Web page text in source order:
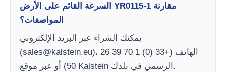
السرعة القائم على الأرض YR0115-1 مقارنة
المواصفات؟
يمكنك الشراء عبر البريد الإلكتروني
(sales@kalstein.eu)، الهاتف (+33 (0) 1 70 39 26
50) أو عبر موقع Kalstein الرسمي في بلدك.